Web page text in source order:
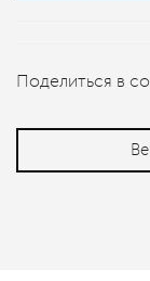
Поделиться в